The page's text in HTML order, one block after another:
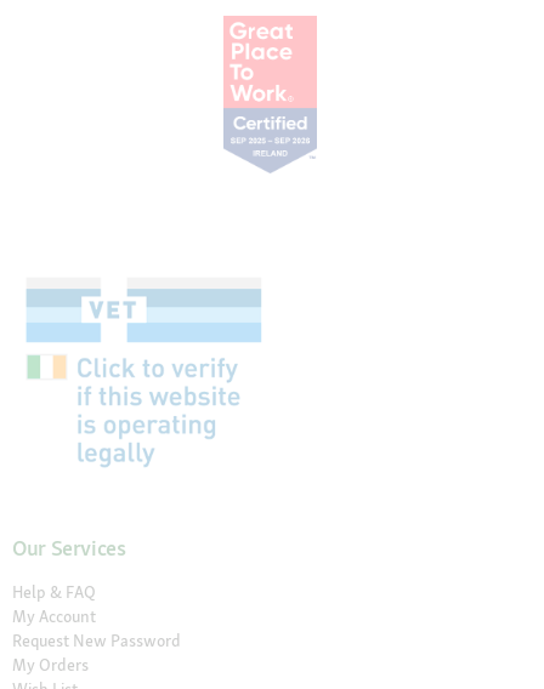
Our Services
Help & FAQ
My Account
Request New Password
My Orders